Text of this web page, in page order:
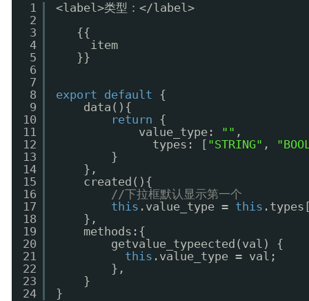
1
2
3
4
5
6
7
8
9
10
11
12
13
14
15
16
17
18
19
20
21
22
23
24
<label>类型：</label>
{{
item
}}
export default
{
data(){
return
{
value_type: "" ,
types: [ "STRING" ,
}
},
created(){
//下拉框默认显示第一个
this .value_type = this
},
methods:{
getvalue_typeected(val) {
this .value_type = val;
},
}
}